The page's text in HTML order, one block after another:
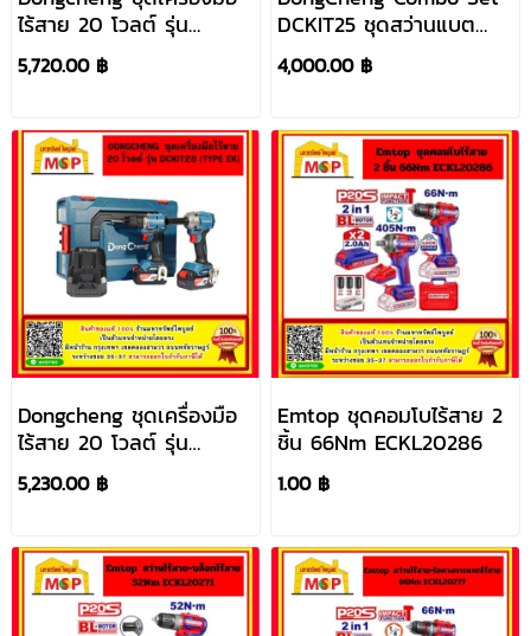
ไร้สาย 20 โวลต์ รุ่น
DCKIT29 (TYPE EK)
5,720.00 ฿
DCKIT25 ชุดสว่านแบต
12V
4,000.00 ฿
Dongcheng ชุดเครื่องมือ
ไร้สาย 20 โวลต์ รุ่น
DCKIT28 (TYPE EK)
5,230.00 ฿
Emtop ชุดคอมโบไร้สาย 2
ชิ้น 66Nm ECKL20286
1.00 ฿